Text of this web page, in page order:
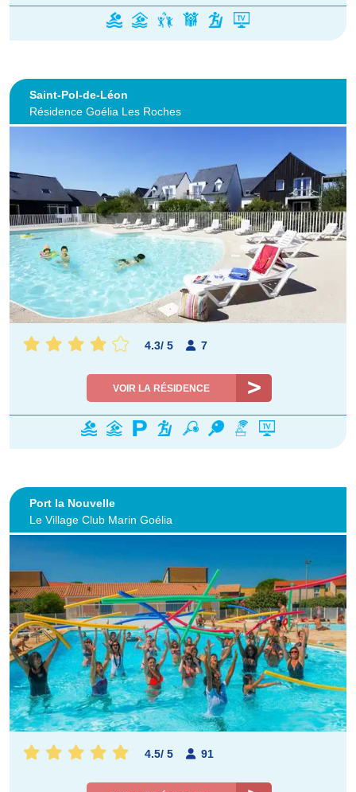
Saint-Pol-de-Léon
Résidence Goélia Les Roches
4.3/ 5 7
VOIR LA RÉSIDENCE
Port la Nouvelle
Le Village Club Marin Goélia
4.5/ 5 91